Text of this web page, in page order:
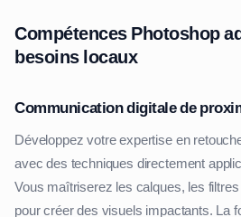
Compétences Photoshop
besoins locaux
Communication digitale de
Développez votre expertise en
avec des techniques directement
Vous maîtriserez les calques, les
pour créer des visuels impactants. La